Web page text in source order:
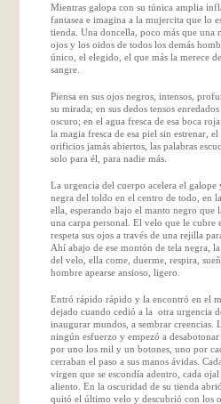
Mientras galopa con su túnica amplia
fantasea e imagina a la mujercita que lo
tienda. Una doncella, poco más que una
ojos y los oidos de todos los demás
único, el elegido, el que más la merece
sangre.
Piensa en sus ojos negros, intensos,
su mirada; en sus dedos tensos
oscuro; en el agua fresca de esa boca
la magia fresca de esa piel sin estrenar,
orificios jamás abiertos, las palabras
solo para él, para nadie más.
La urgencia del cuerpo acelera el galope
negra del toldo en el centro de todo, en
ella, esperando bajo el manto negro que
una carpa personal. El velo que le cubre
respeta sus ojos a través de una rejilla
Ahí abajo de ese montón de tela negra,
del velo, ella come, duerme, respira,
hombre apearse ansioso, ligero.
Entró rápido rápido y la encontró en el
dejado cuando cedió a la otra urgencia
inaugurar mundos, a sembrar creencias.
ningún esfuerzo y empezó a
por uno los mil y un botones, uno por
cerraban el paso a sus manos ávidas.
virgen que se escondía adentro, cada
aliento. En la oscuridad de su tienda
quitó el último velo y descubrió con los